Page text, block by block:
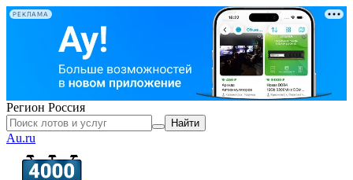
РЕКЛАМА
Регион Россия
Найти
Au.ru